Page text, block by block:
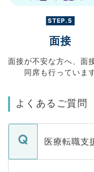
STEP.5
面接
面接が不安な方へ、 面
同席も行っていま
よくあるご質問
医療転職支